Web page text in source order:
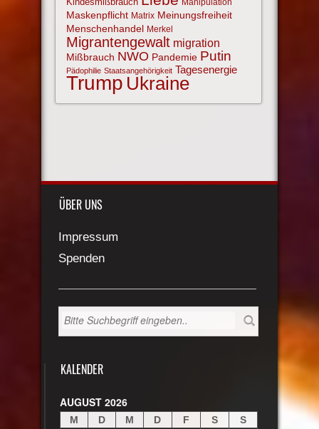
Manipulation
Maskenpflicht Matrix Meinungsfreiheit
Menschenhandel Merkel
Migrantengewalt migration
Mißbrauch NWO Pandemie Putin
Pädophilie Staatsangehörigkeit Tagesenergie
Trump Ukraine
ÜBER UNS
Impressum
Spenden
KALENDER
AUGUST 2026
M D M D F S
S